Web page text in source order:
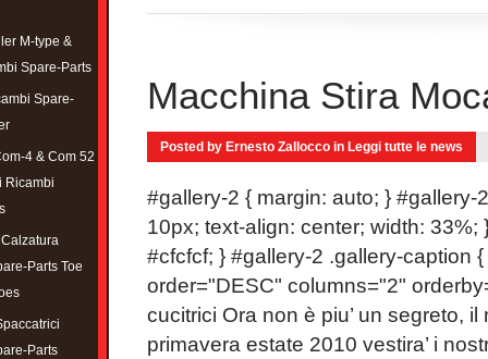
Macchina Stira
Posted by Ernesto Zallocco in Leggi tutte le news
#gallery-2 { margin: auto; } #gallery-
10px; text-align: center; width:
#cfcfcf; } #gallery-2 .gallery-caption
order="DESC" columns="2"
cucitrici Ora non è piu’ un segreto,
primavera estate 2010 vestira’ i
M-type &
Spare-Parts
Spare-
4 & Com 52
Ricambi
Parts Toe
Parts